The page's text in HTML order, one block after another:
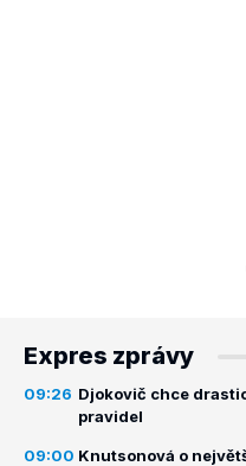
Expres zprávy
09:26 Djokovič chce
pravidel
09:00 Knutsonová o